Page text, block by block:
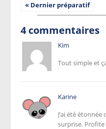
« Dernier préparatif
4 commentaires
Kim
Tout simple et
Karine
J’ai été
surprise. Profite